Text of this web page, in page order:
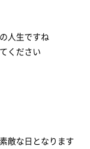
人生ですね
ください
敵な日となります